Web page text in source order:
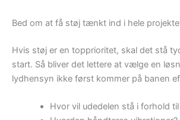
Bed om at få støj tænkt ind i hele
Hvis støj er en topprioritet, skal det stå
start. Så bliver det lettere at vælge en
lydhensyn ikke først kommer på banen
Hvor vil udedelen stå i forhold